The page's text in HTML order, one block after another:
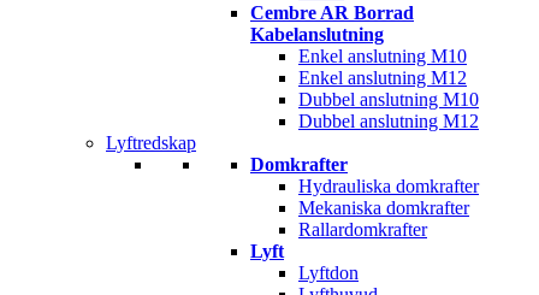
Cembre AR Borrad
Kabelanslutning
Enkel anslutning M10
Enkel anslutning M12
Dubbel anslutning M10
Dubbel anslutning M12
Lyftredskap
Domkrafter
Hydrauliska domkrafter
Mekaniska domkrafter
Rallardomkrafter
Lyft
Lyftdon